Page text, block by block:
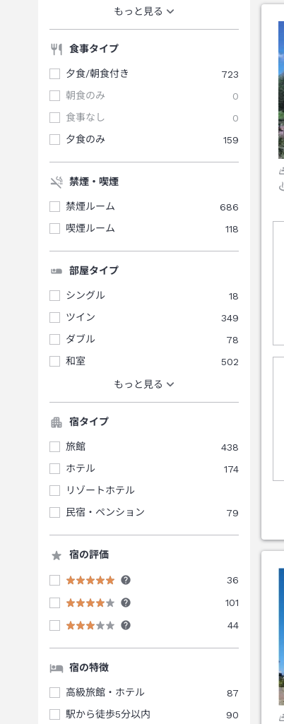
もっと見る
食事タイプ
夕食/朝食付き
723
朝食のみ
0
食事なし
0
夕食のみ
159
禁煙・喫煙
禁煙ルーム
686
喫煙ルーム
118
部屋タイプ
シングル
18
ツイン
349
ダブル
78
和室
502
もっと見る
宿タイプ
旅館
438
ホテル
174
リゾートホテル
民宿・ペンション
79
宿の評価
36
101
44
宿の特徴
高級旅館・ホテル
87
駅から徒歩5分以内
90